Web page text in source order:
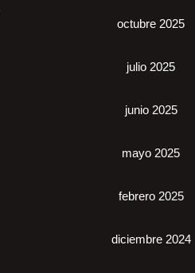
octubre 2025
julio 2025
junio 2025
mayo 2025
febrero 2025
diciembre 2024